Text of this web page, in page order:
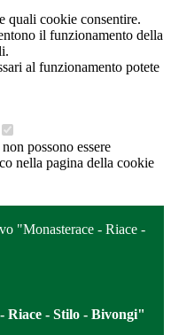
quali cookie consentire.
il funzionamento della
al funzionamento potete
possono essere
nella pagina della cookie
"Monasterace - Riace -
Riace - Stilo - Bivongi"